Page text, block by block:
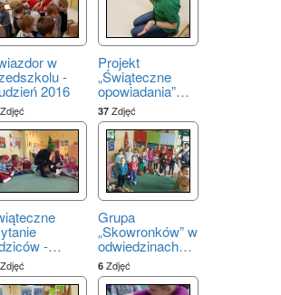
w
-
2016
Zdjęć
Projekt
„Świąteczne
opowiadania”…
37 Zdjęć
-…
Zdjęć
Grupa
„Skowronków” w
odwiedzinach…
6 Zdjęć